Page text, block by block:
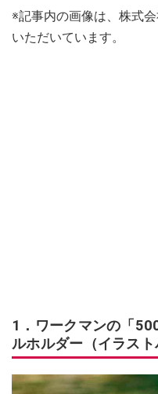
※記事内の画像は、株式
いただいています。
1．ワークマンの「
ルホルダー（イラスト